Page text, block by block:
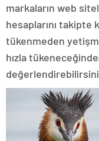
markaların web
hesaplarını
tükenmeden
hızla